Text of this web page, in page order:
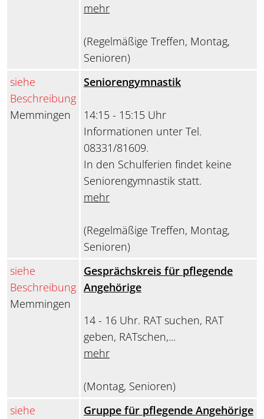
mehr
(Regelmäßige Treffen, Montag,
Senioren)
siehe
Beschreibung
Memmingen
Seniorengymnastik
14:15 - 15:15 Uhr
Informationen unter Tel.
08331/81609.
In den Schulferien findet keine
Seniorengymnastik statt.
mehr
(Regelmäßige Treffen, Montag,
Senioren)
siehe
Beschreibung
Memmingen
Gesprächskreis für pflegende
Angehörige
14 - 16 Uhr. RAT suchen, RAT
geben, RATschen,...
mehr
(Montag, Senioren)
siehe
Gruppe für pflegende Angehörige